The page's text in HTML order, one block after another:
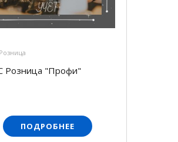
Розница "Профи"
ПОДРОБНЕЕ